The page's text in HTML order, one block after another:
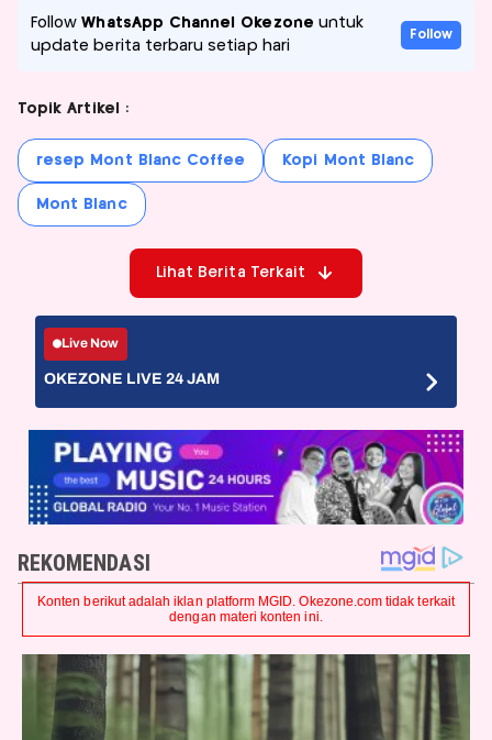
FollowWhatsApp Channel Okezone untuk
update berita terbaru setiap hari
Follow
Topik Artikel :
resep Mont Blanc Coffee Kopi Mont Blanc
Mont Blanc
Lihat Berita Terkait
Live Now
OKEZONE LIVE 24 JAM